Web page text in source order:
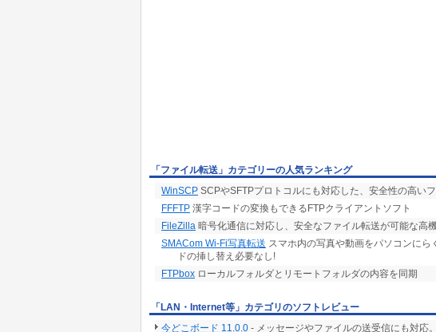
「ファイル転送」カテゴリーの人気ランキング
WinSCP SCPやSFTPプロトコルにも対応した、安全性の高い
FFFTP 漢字コードの変換もできるFTPクライアントソフト
FileZilla 暗号化通信に対応し、安全なファイル転送が可能な高
SMACom Wi-Fi写真転送 スマホ内の写真や動画をパソコンに
ドの挿し替え必要なし!
FTPbox ローカルフォルダとリモートフォルダの内容を同期
「LAN・Internet等」カテゴリのソフトレビュー
今どこボード 11.0.0 - メッセージやファイルの送受信にも対応